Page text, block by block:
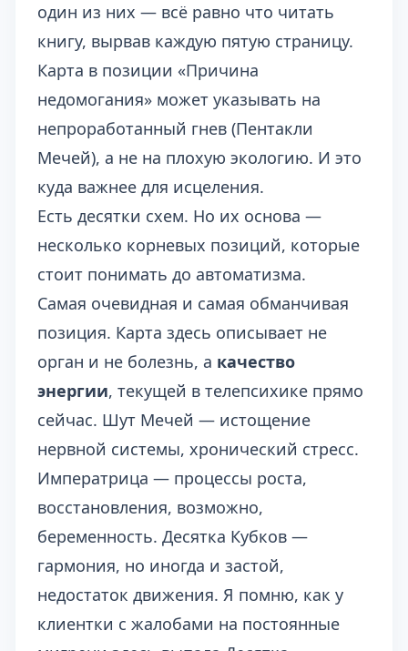
один из них — всё равно что читать
книгу, вырвав каждую пятую страницу.
Карта в позиции «Причина
недомогания» может указывать на
непроработанный гнев (Пентакли
Мечей), а не на плохую экологию. И это
куда важнее для исцеления.
Есть десятки схем. Но их основа —
несколько корневых позиций, которые
стоит понимать до автоматизма.
Самая очевидная и самая обманчивая
позиция. Карта здесь описывает не
орган и не болезнь, а качество
энергии, текущей в телепсихике прямо
сейчас. Шут Мечей — истощение
нервной системы, хронический стресс.
Императрица — процессы роста,
восстановления, возможно,
беременность. Десятка Кубков —
гармония, но иногда и застой,
недостаток движения. Я помню, как у
клиентки с жалобами на постоянные